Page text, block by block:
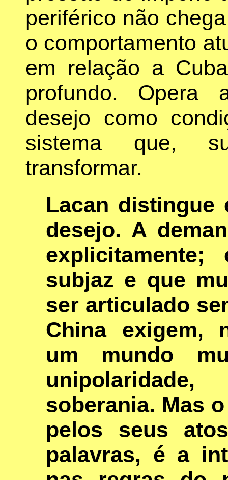
periférico não
o comportamento
em relação a
profundo. Opera
desejo como
sistema que,
transformar.
Lacan distingue
desejo. A
subjaz e que
ser articulado
China exigem,
um mundo
soberania. Mas
pelos seus
palavras, é a